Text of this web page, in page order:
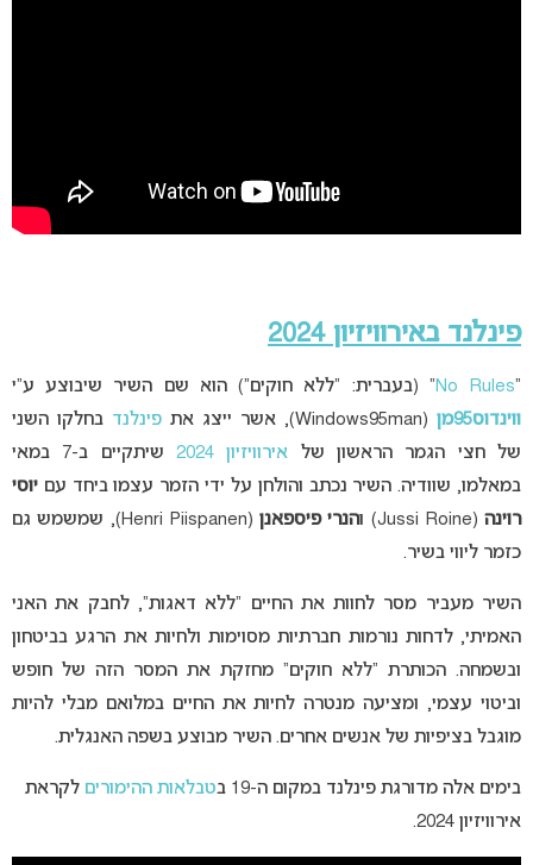
פינלנד באירוויזיון 2024
“
No Rules” (בעברית: “ללא חוקים”) הוא שם השיר שיבוצע ע”י
ווינדוס95מן
(Windows95man), אשר ייצג את פינלנד בחלקו השני
של חצי הגמר הראשון של אירוויזיון 2024
שיתקיים ב-7 במאי
במאלמו, שוודיה. השיר נכתב והולחן על ידי הזמר עצמו ביחד עם יוסי
רוינה (Jussi Roine) ו הנרי פיספאנן
(Henri Piispanen), שמשמש גם
כזמר ליווי בשיר.
השיר מעביר מסר לחוות את החיים “ללא דאגות”, לחבק את האני
האמיתי, לדחות נורמות חברתיות מסוימות ולחיות את הרגע בביטחון
ובשמחה. הכותרת “ללא חוקים” מחזקת את המסר הזה של חופש
וביטוי עצמי, ומציעה מנטרה לחיות את החיים במלואם מבלי להיות
מוגבל בציפיות של אנשים אחרים. השיר מבוצע בשפה האנגלית.
בימים אלה מדורגת פינלנד במקום ה-19 ב טבלאות ההימורים לקראת
אירוויזיון 2024.